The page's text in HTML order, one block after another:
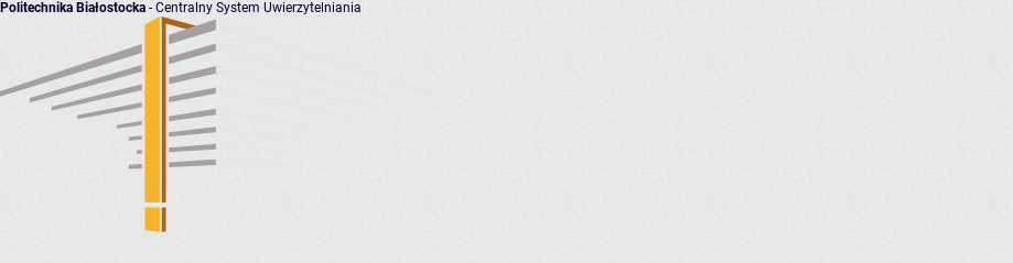
Politechnika Białostocka - Centralny System Uwierzytelniania